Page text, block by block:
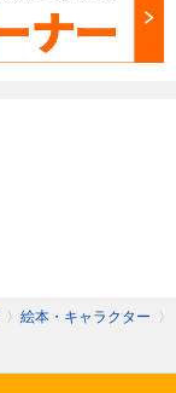
〉 絵本・キャラクター 〉